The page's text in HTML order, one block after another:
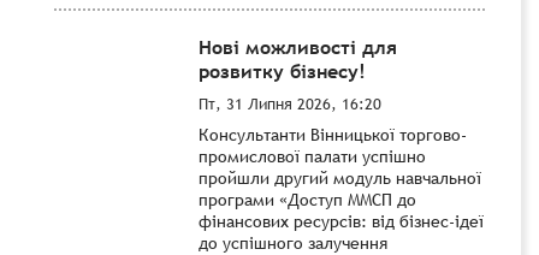
Нові можливості для
розвитку бізнесу!
Пт, 31 Липня 2026, 16:20
Консультанти Вінницької торгово-
промислової палати успішно
пройшли другий модуль навчальної
програми «Доступ ММСП до
фінансових ресурсів: від бізнес-ідеї
до успішного залучення